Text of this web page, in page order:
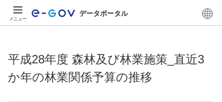
メニュー
データポータル
平成28年度 森林及び林業施策_直近3
か年の林業関係予算の推移